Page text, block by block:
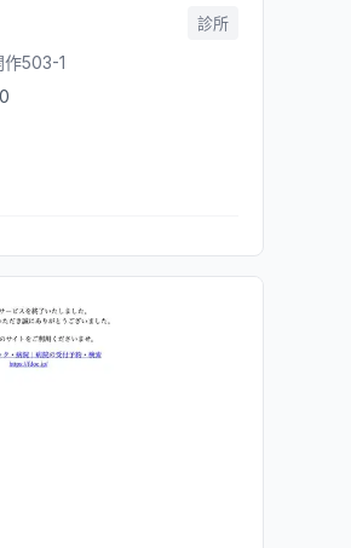
診所
作503-1